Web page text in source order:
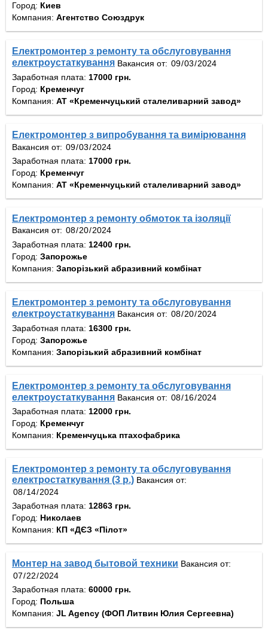
Город: Киев
Компания: Агентство Союздрук
Електромонтер з ремонту та обслуговування
електроустаткування Вакансия от:
Заработная плата: 17000 грн.
Город: Кременчуг
Компания: АТ «Кременчуцький сталеливарний завод»
Електромонтер з випробування та вимірювання
Вакансия от:
Заработная плата: 17000 грн.
Город: Кременчуг
Компания: АТ «Кременчуцький сталеливарний завод»
Електромонтер з ремонту обмоток та ізоляції
Вакансия от:
Заработная плата: 12400 грн.
Город: Запорожье
Компания: Запорізький абразивний комбінат
Електромонтер з ремонту та обслуговування
електроустаткування Вакансия от:
Заработная плата: 16300 грн.
Город: Запорожье
Компания: Запорізький абразивний комбінат
Електромонтер з ремонту та обслуговування
електроустаткування Вакансия от:
Заработная плата: 12000 грн.
Город: Кременчуг
Компания: Кременчуцька птахофабрика
Електромонтер з ремонту та обслуговування
електростаткування (3 р.) Вакансия от:
Заработная плата: 12863 грн.
Город: Николаев
Компания: КП «ДЄЗ «Пілот»
Монтер на завод бытовой техники Вакансия от:
Заработная плата: 60000 грн.
Город: Польша
Компания: JL Agency (ФОП Литвин Юлия Сергеевна)